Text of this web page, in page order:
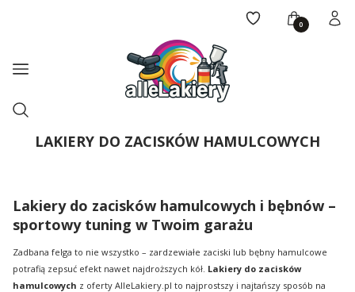
Ulubione Koszyk
Menu
Otwórz wyszukiwarkę
Szukaj
LAKIERY DO ZACISKÓW HAMULCOWYCH
Lakiery do zacisków hamulcowych i bębnów –
sportowy tuning w Twoim garażu
Zadbana felga to nie wszystko – zardzewiałe zaciski lub bębny hamulcowe
potrafią zepsuć efekt nawet najdroższych kół. Lakiery do zacisków
hamulcowych z oferty AlleLakiery.pl to najprostszy i najtańszy sposób na